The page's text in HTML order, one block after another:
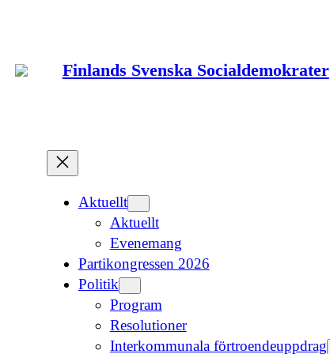
Finlands Svenska Socialdemokrater
Aktuellt
Aktuellt
Evenemang
Partikongressen 2026
Politik
Program
Resolutioner
Interkommunala förtroendeuppdrag